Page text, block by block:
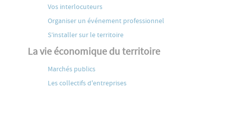
Vos interlocuteurs
Organiser un événement professionnel
S’installer sur le territoire
La vie économique du territoire
Marchés publics
Les collectifs d'entreprises